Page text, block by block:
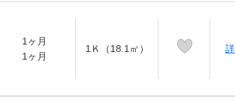
1ヶ月
1ヶ月
1Ｋ（18.1㎡）